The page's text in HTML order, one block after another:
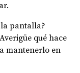
pantalla?
qué hace
mantenerlo en